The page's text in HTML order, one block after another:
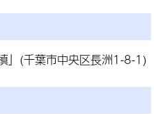
」(千葉市中央区長洲1-8-1)